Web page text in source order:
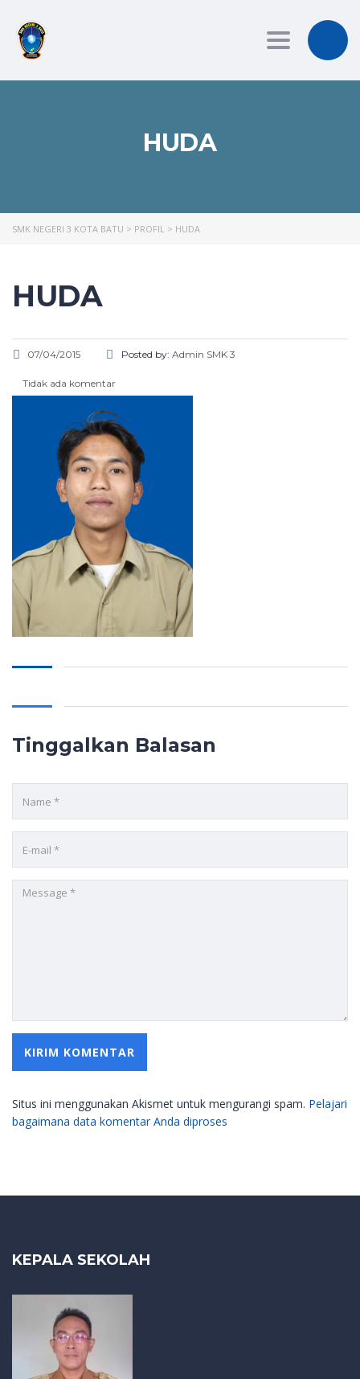
Toggle
HUDA
SMK NEGERI 3 KOTA BATU > PROFIL > HUDA
HUDA
07/04/2015 Posted by: Admin SMK 3
Tidak ada komentar
Tinggalkan Balasan
Situs ini menggunakan Akismet untuk mengurangi spam. Pelajari
bagaimana data komentar Anda diproses
KEPALA SEKOLAH